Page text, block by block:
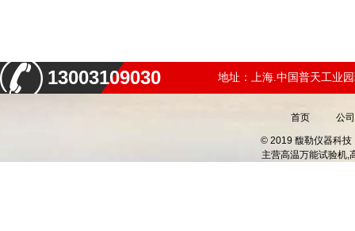
13003109030 地址：上海.中国普天工业
首页 公
© 2019 馥勒仪器科技
主营高温万能试验机,